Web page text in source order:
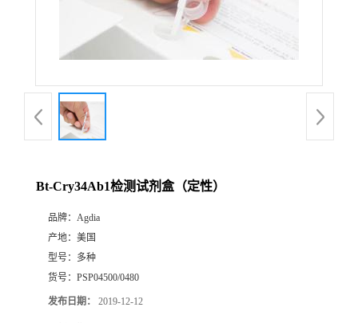
Bt-Cry34Ab1检测试剂盒（定性）
品牌： Agdia
产地： 美国
型号： 多种
货号： PSP04500/0480
发布日期： 2019-12-12